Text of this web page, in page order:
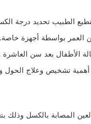
الطبيب تحديد درجة
العمر بواسطة أجهزة خاصة.
بعد سن العاشرة
أهمية تشخيص وعلاج
المصابة بالكسل وذلك